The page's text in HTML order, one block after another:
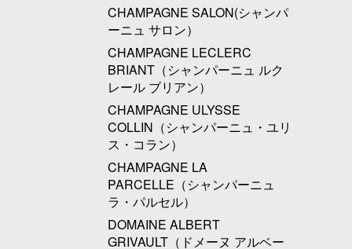
CHAMPAGNE SALON(シャンパ
ーニュ サロン）
CHAMPAGNE LECLERC
BRIANT（シャンパーニュ ルク
レール ブリアン）
CHAMPAGNE ULYSSE
COLLIN（シャンパーニュ・ユリ
ス・コラン）
CHAMPAGNE LA
PARCELLE（シャンパーニュ
ラ・パルセル）
DOMAINE ALBERT
GRIVAULT（ドメーヌ アルベー